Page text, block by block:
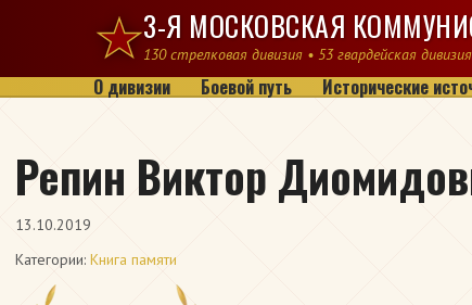
Перейти к содержимому3-Я МОСКОВСКАЯ
130 стрелковая дивизия • 53 гвардейская дивизия
О дивизии Боевой путь Исторические
Репин Виктор
13.10.2019
Категории: Книга памяти